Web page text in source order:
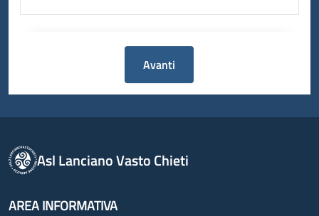
Avanti
Asl Lanciano Vasto Chieti
AREA INFORMATIVA